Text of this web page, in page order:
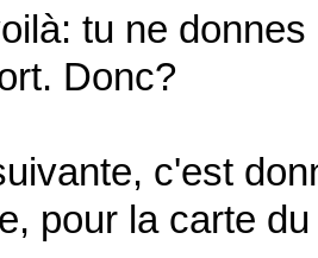
tu ne
Donc?
c'est
pour la carte